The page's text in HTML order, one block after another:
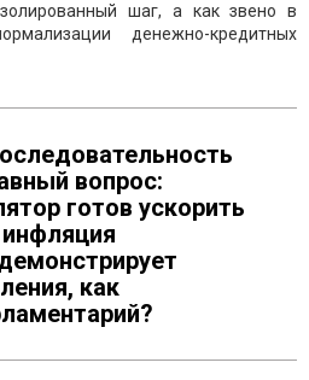
шаг, а как звено в
денежно-кредитных
вопрос:
готов ускорить
как